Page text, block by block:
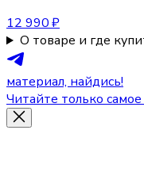
12 990 ₽
О товаре и где
материал, найдись!
Читайте только